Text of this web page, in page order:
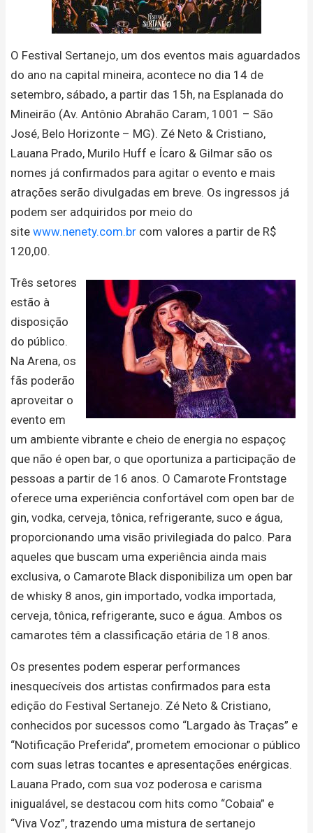
O Festival Sertanejo, um dos eventos mais aguardados
do ano na capital mineira, acontece no dia 14 de
setembro, sábado, a partir das 15h, na Esplanada do
Mineirão (Av. Antônio Abrahão Caram, 1001 – São
José, Belo Horizonte – MG). Zé Neto & Cristiano,
Lauana Prado, Murilo Huff e Ícaro & Gilmar são os
nomes já confirmados para agitar o evento e mais
atrações serão divulgadas em breve. Os ingressos já
podem ser adquiridos por meio do
site www.nenety.com.br com valores a partir de R$
120,00.
Três setores
estão à
disposição
do público.
Na Arena, os
fãs poderão
aproveitar o
evento em
um ambiente vibrante e cheio de energia no espaçoç
que não é open bar, o que oportuniza a participação de
pessoas a partir de 16 anos. O Camarote Frontstage
oferece uma experiência confortável com open bar de
gin, vodka, cerveja, tônica, refrigerante, suco e água,
proporcionando uma visão privilegiada do palco. Para
aqueles que buscam uma experiência ainda mais
exclusiva, o Camarote Black disponibiliza um open bar
de whisky 8 anos, gin importado, vodka importada,
cerveja, tônica, refrigerante, suco e água. Ambos os
camarotes têm a classificação etária de 18 anos.
Os presentes podem esperar performances
inesquecíveis dos artistas confirmados para esta
edição do Festival Sertanejo. Zé Neto & Cristiano,
conhecidos por sucessos como “Largado às Traças” e
“Notificação Preferida”, prometem emocionar o público
com suas letras tocantes e apresentações enérgicas.
Lauana Prado, com sua voz poderosa e carisma
inigualável, se destacou com hits como “Cobaia” e
“Viva Voz”, trazendo uma mistura de sertanejo